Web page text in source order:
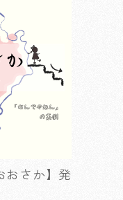
おさか】発